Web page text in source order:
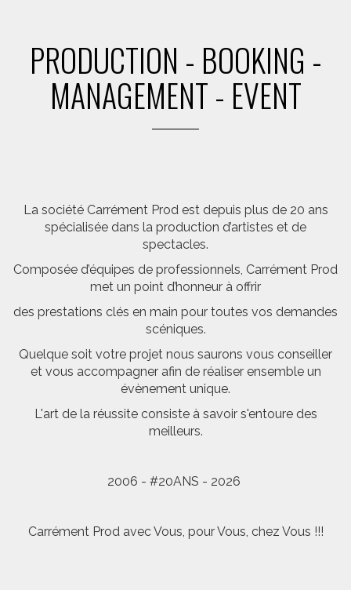
PRODUCTION - BOOKING -
MANAGEMENT - EVENT
La société Carrément Prod est depuis plus de 20 ans
spécialisée dans la production d’artistes et de
spectacles.
Composée d’équipes de professionnels, Carrément Prod
met un point d’honneur à offrir
des prestations clés en main pour toutes vos demandes
scéniques.
Quelque soit votre projet nous saurons vous conseiller
et vous accompagner afin de réaliser ensemble un
évènement unique.
L'art de la réussite consiste à savoir s'entoure des
meilleurs.
2006 - #20ANS - 2026
Carrément Prod avec Vous, pour Vous, chez Vous !!!